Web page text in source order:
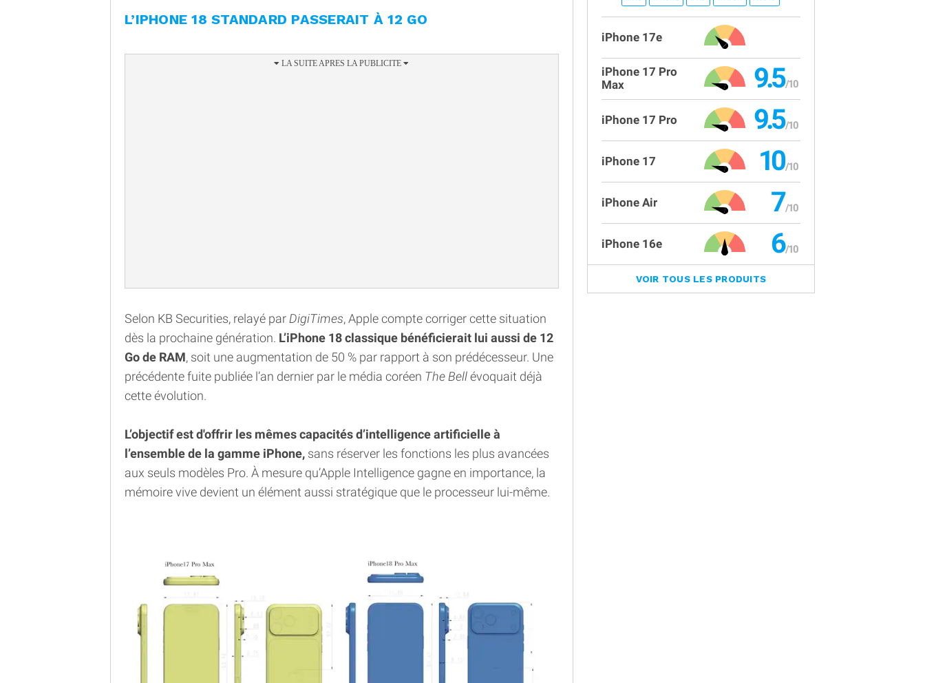
L’IPHONE 18 STANDARD PASSERAIT À 12 GO
Selon KB Securities, relayé par DigiTimes, Apple compte corriger cette situation
dès la prochaine génération. L’iPhone 18 classique bénéficierait lui aussi de 12
Go de RAM, soit une augmentation de 50 % par rapport à son prédécesseur. Une
précédente fuite publiée l’an dernier par le média coréen The Bellévoquait déjà
cette évolution.
L’objectif est d'offrir les mêmes capacités d’intelligence artificielle à
l’ensemble de la gamme iPhone, sans réserver les fonctions les plus avancées
aux seuls modèles Pro. À mesure qu’Apple Intelligence gagne en importance, la
mémoire vive devient un élément aussi stratégique que le processeur lui-même.
iPhone 17e
iPhone 17 Pro
Max
9.5
iPhone 17 Pro 9.5
iPhone 17 10
iPhone Air 7
iPhone 16e 6
VOIR TOUS LES PRODUITS